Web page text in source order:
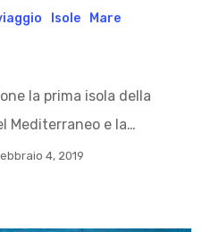
Isole Mare
la prima isola della
Mediterraneo e la…
4, 2019